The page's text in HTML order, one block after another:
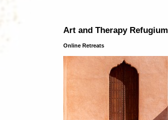
Art and Therapy Refugium
Online Retreats